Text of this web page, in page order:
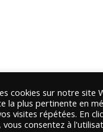
cookies sur notre site
la plus pertinente en
visites répétées. En
consentez à